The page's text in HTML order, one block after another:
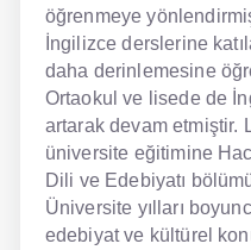
İngilizce Kursu Yorum
İngilizce Kursu
NLP İngilizce
Offline İngilizce
Online İngilizce
öğrenmeye
İngilizce derslerine
daha derinlemesine
Ortaokul ve lisede de
artarak devam etmiştir.
üniversite eğitimine
Dili ve Edebiyatı
Üniversite yılları
edebiyat ve kültürel